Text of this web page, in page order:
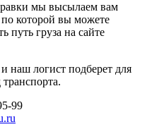
мы высылаем вам
которой вы можете
путь груза на сайте
наш логист подберет для
99